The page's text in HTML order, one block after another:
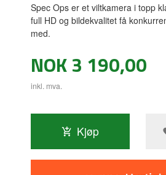
Spec Ops er et viltkamera i topp
full HD og bildekvalitet få
med.
Pris
NOK3 190,00
inkl. mva.
Kjøp